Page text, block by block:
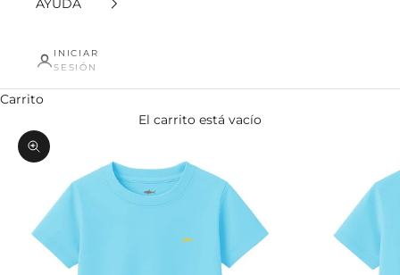
AYUDA
INICIAR
SESIÓN
Carrito
El carrito está vacío
Zoom